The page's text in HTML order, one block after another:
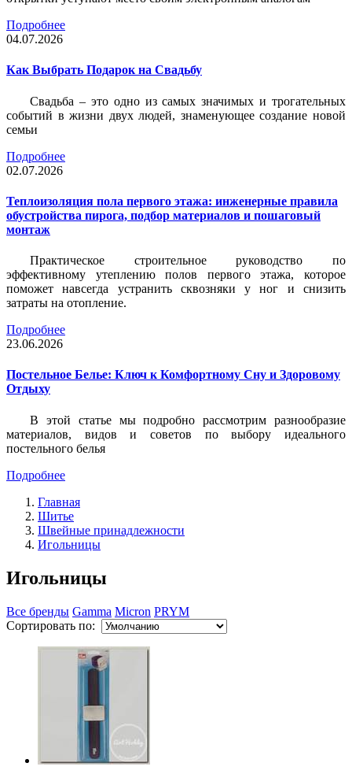
Подробнее
04.07.2026
Как Выбрать Подарок на Свадьбу
Свадьба – это одно из самых значимых и трогательных
событий в жизни двух людей, знаменующее создание новой
семьи
Подробнее
02.07.2026
Теплоизоляция пола первого этажа: инженерные правила
обустройства пирога, подбор материалов и пошаговый
монтаж
Практическое строительное руководство по
эффективному утеплению полов первого этажа, которое
поможет навсегда устранить сквозняки у ног и снизить
затраты на отопление.
Подробнее
23.06.2026
Постельное Белье: Ключ к Комфортному Сну и Здоровому
Отдыху
В этой статье мы подробно рассмотрим разнообразие
материалов, видов и советов по выбору идеального
постельного белья
Подробнее
Главная
Шитье
Швейные принадлежности
Игольницы
Игольницы
Все бренды Gamma Micron PRYM
Сортировать по: